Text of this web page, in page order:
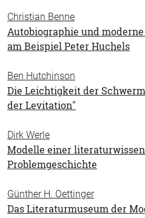
Christian Benne
Autobiographie und
am Beispiel Peter Huchels
Ben Hutchinson
Die Leichtigkeit der
der Levitation"
Dirk Werle
Modelle einer
Problemgeschichte
Günther H. Oettinger
Das Literaturmuseum der